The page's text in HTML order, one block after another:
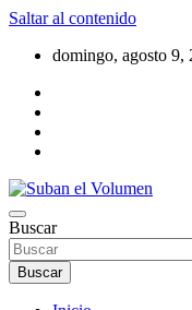
Saltar al contenido
domingo, agosto 9,
Suban el
Noticias Locales, análisis
Departamento Santamaría
Buscar
Buscar